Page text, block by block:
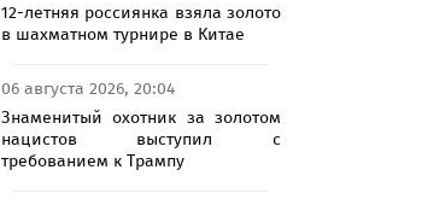
12-летняя россиянка взяла золото
в шахматном турнире в Китае
06 августа 2026, 20:04
Знаменитый охотник за золотом
нацистов выступил с
требованием к Трампу